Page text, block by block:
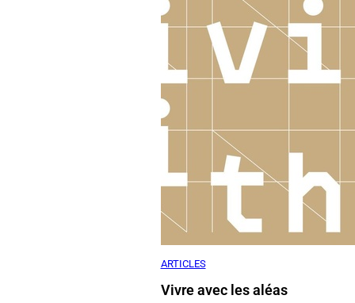
ARTICLES
Vivre avec les aléas
Chris Younès